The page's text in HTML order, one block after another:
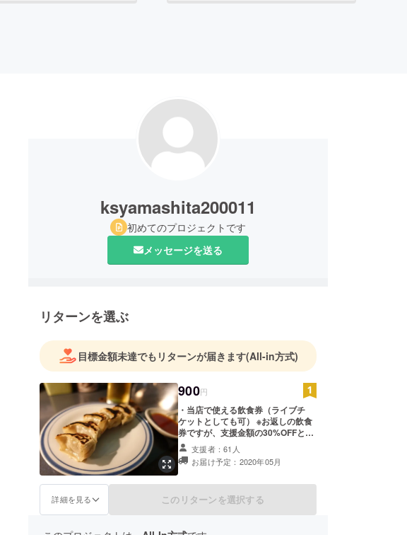
ksyamashita200011
初めてのプロジェクトです
メッセージを送る
リターンを選ぶ
目標金額未達でもリターンが届きます(All-in方式)
900円
・当店で使える飲食券（ライブチ
ケットとしても可） ※お返しの飲食
券ですが、支援金額の30%OFFと考
えています。 使用期間はオープンし
てから13ヶ月までとします。 また
来店時、飲食時に当店の人気特製餃
紙などの感謝の気持ちも、させて頂
支援者：61人
お届け予定：2020年05月
詳細を見る このリターンを選択する